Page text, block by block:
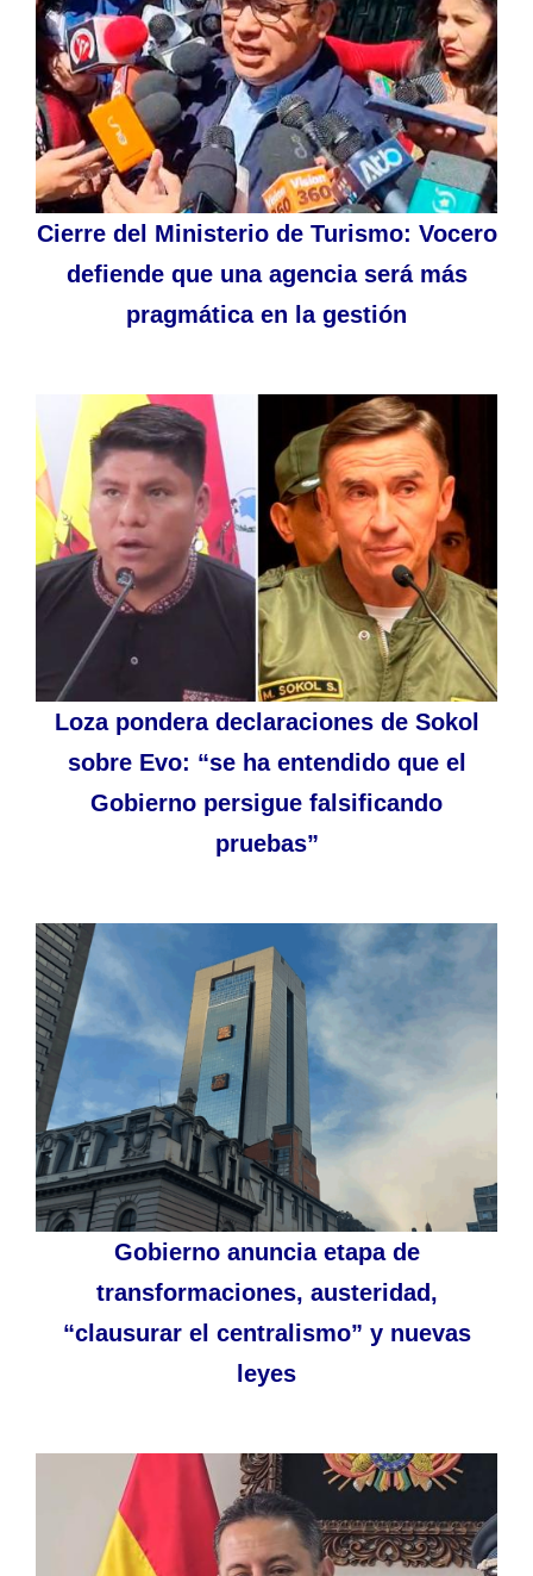
Cierre del Ministerio de Turismo: Vocero
defiende que una agencia será más
pragmática en la gestión
Loza pondera declaraciones de Sokol
sobre Evo: “se ha entendido que el
Gobierno persigue falsificando
pruebas”
Gobierno anuncia etapa de
transformaciones, austeridad,
“clausurar el centralismo” y nuevas
leyes